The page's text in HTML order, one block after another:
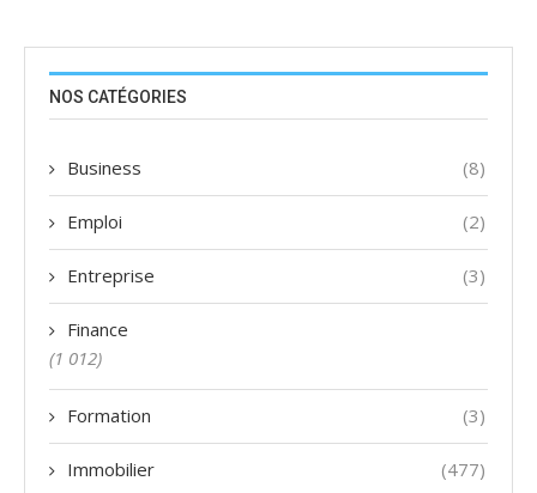
NOS CATÉGORIES
Business (8)
Emploi (2)
Entreprise (3)
Finance
(1 012)
Formation (3)
Immobilier (477)